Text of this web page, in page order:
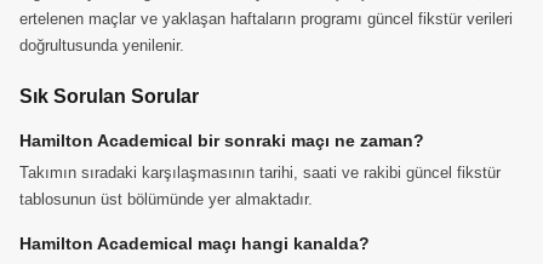
ertelenen maçlar ve yaklaşan haftaların programı güncel fikstür verileri
doğrultusunda yenilenir.
Sık Sorulan Sorular
Hamilton Academical bir sonraki maçı ne zaman?
Takımın sıradaki karşılaşmasının tarihi, saati ve rakibi güncel fikstür
tablosunun üst bölümünde yer almaktadır.
Hamilton Academical maçı hangi kanalda?